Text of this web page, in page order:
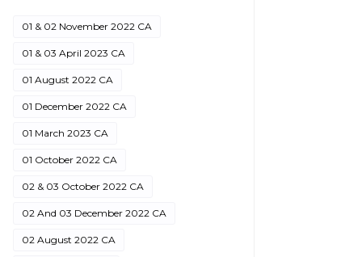
01 & 02 November 2022 CA
01 & 03 April 2023 CA
01 August 2022 CA
01 December 2022 CA
01 March 2023 CA
01 October 2022 CA
02 & 03 October 2022 CA
02 And 03 December 2022 CA
02 August 2022 CA